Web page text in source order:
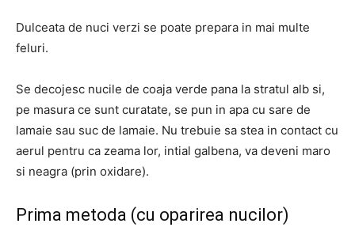
Dulceata de nuci verzi se poate prepara in mai multe
feluri.
Se decojesc nucile de coaja verde pana la stratul alb si,
pe masura ce sunt curatate, se pun in apa cu sare de
lamaie sau suc de lamaie. Nu trebuie sa stea in contact cu
aerul pentru ca zeama lor, intial galbena, va deveni maro
si neagra (prin oxidare).
Prima metoda (cu oparirea nucilor)